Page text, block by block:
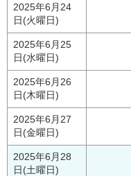
2025年6月24
日(火曜日)
2025年6月25
日(水曜日)
2025年6月26
日(木曜日)
2025年6月27
日(金曜日)
2025年6月28
日(土曜日)